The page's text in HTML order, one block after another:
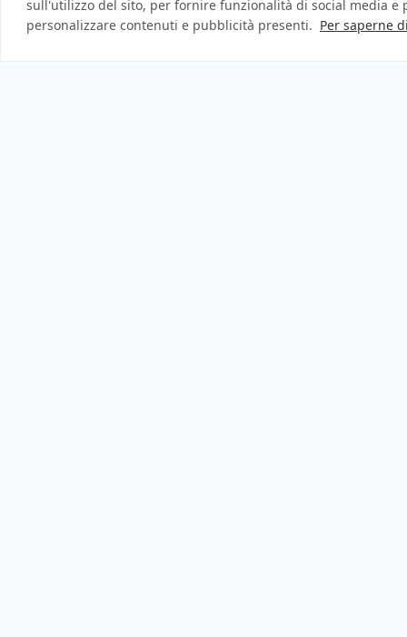
Per qualsiasi
sull'utilizzo del sito, per fornire funzionalità di social media e
personalizzare contenuti e pubblicità presenti. Per saperne